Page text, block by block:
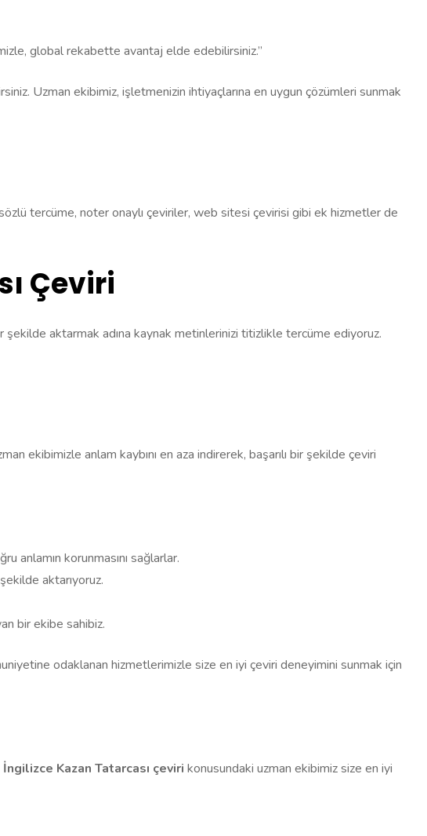
global rekabette avantaj elde edebilirsiniz.”
Uzman ekibimiz, işletmenizin ihtiyaçlarına en uygun çözümleri sunmak
tercüme, noter onaylı çeviriler, web sitesi çevirisi gibi ek hizmetler de
Çeviri
şekilde aktarmak adına kaynak metinlerinizi titizlikle tercüme ediyoruz.
ekibimizle anlam kaybını en aza indirerek, başarılı bir şekilde çeviri
anlamın korunmasını sağlarlar.
aktarıyoruz.
bir ekibe sahibiz.
odaklanan hizmetlerimizle size en iyi çeviri deneyimini sunmak için
İngilizce Kazan Tatarcası çeviri konusundaki uzman ekibimiz size en iyi